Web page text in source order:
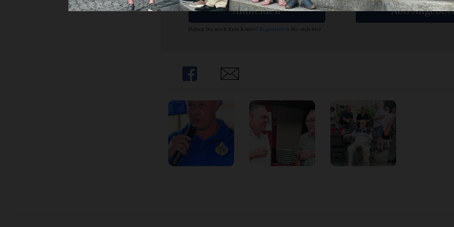
Anmelden
Haben Sie noch kein Konto? Registrieren Sie sich hier
Abo
Share Share